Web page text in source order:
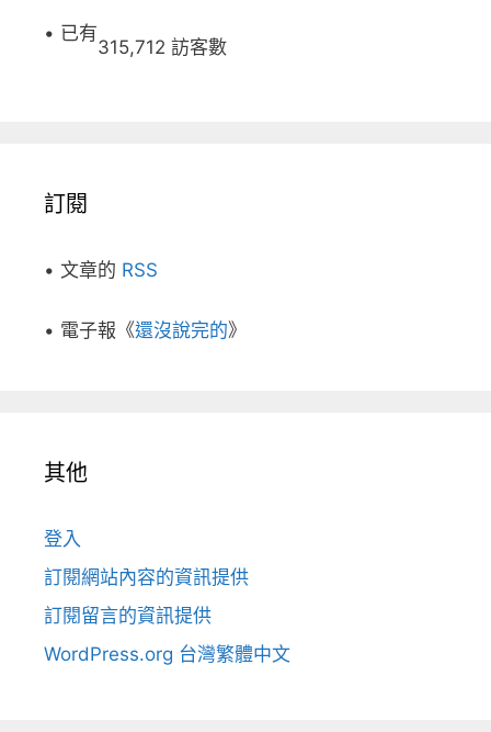
• 已有
315,712 訪客數
訂閱
• 文章的 RSS
• 電子報《還沒說完的》
其他
登入
訂閱網站內容的資訊提供
訂閱留言的資訊提供
WordPress.org 台灣繁體中文